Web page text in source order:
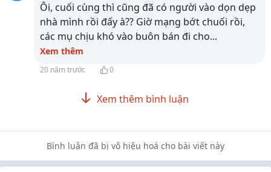
Ôi, cuối cùng thì cũng đã có người vào dọn dẹp
nhà mình rồi đấy à?? Giờ mạng bớt chuối rồi,
các mụ chịu khó vào buôn bán đi cho...
Xem thêm
20 năm trước 0
Xem thêm bình luận
Bình luận đã bị vô hiệu hoá cho bài viết này